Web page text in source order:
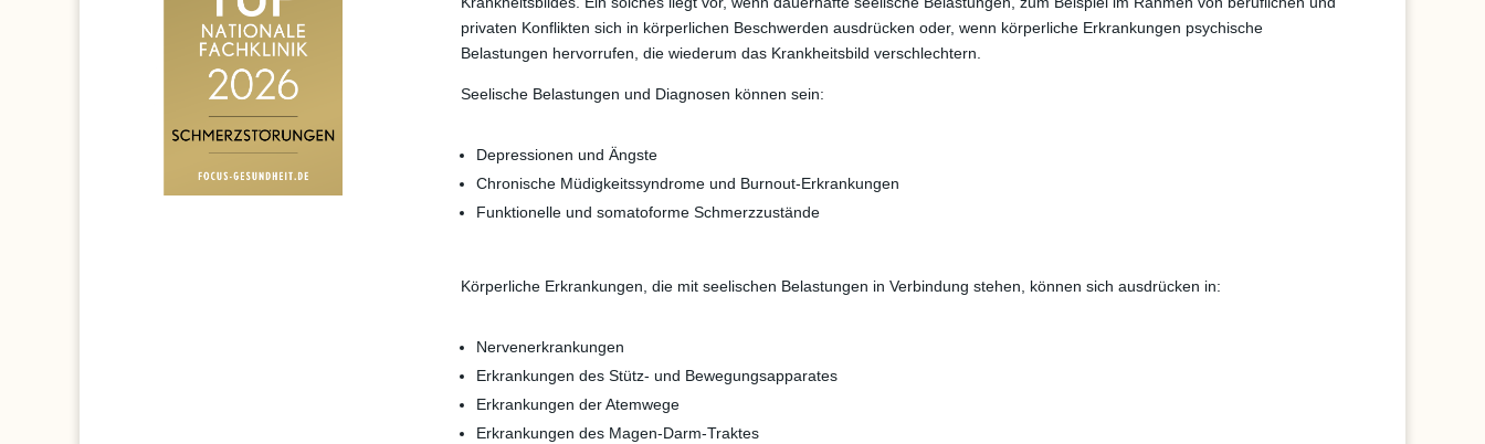
privaten Konflikten sich in körperlichen Beschwerden ausdrücken oder, wenn körperliche Erkrankungen psychische
Belastungen hervorrufen, die wiederum das Krankheitsbild verschlechtern.
Seelische Belastungen und Diagnosen können sein:
Depressionen und Ängste
Chronische Müdigkeitssyndrome und Burnout-Erkrankungen
Funktionelle und somatoforme Schmerzzustände
Körperliche Erkrankungen, die mit seelischen Belastungen in Verbindung stehen, können sich ausdrücken in:
Nervenerkrankungen
Erkrankungen des Stütz- und Bewegungsapparates
Erkrankungen der Atemwege
Erkrankungen des Magen-Darm-Traktes